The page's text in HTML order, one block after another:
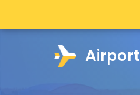
Airport